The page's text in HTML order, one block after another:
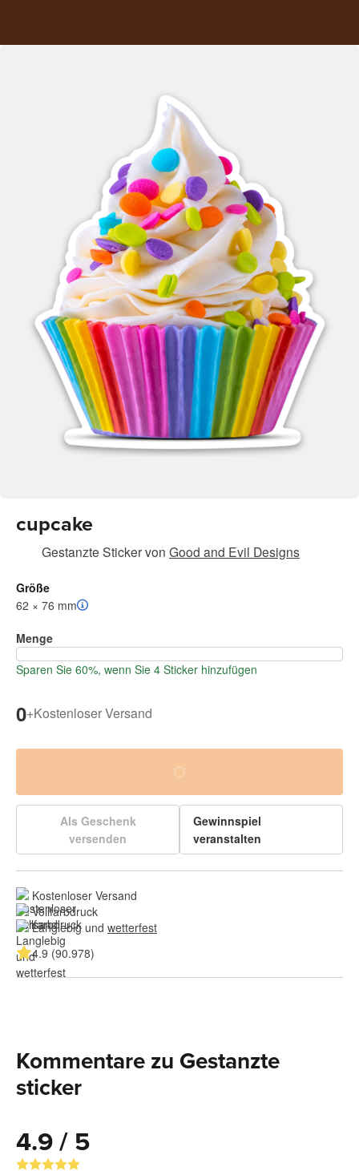
cupcake
Gestanzte Stickervon Good and Evil Designs
Größe
62 × 76 mm
Menge
Sparen Sie 60%, wenn Sie 4 Sticker hinzufügen
0+Kostenloser Versand
Als Geschenk
versenden
Gewinnspiel
veranstalten
Kostenloser Versand
Vollfarbdruck
Langlebig und wetterfest
4.9 (90.978)
Kommentare zu Gestanzte
sticker
4.9 / 5